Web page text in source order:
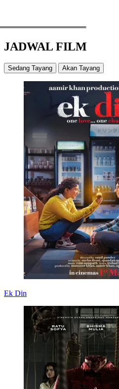
JADWAL FILM
Sedang Tayang Akan Tayang
Ek Din